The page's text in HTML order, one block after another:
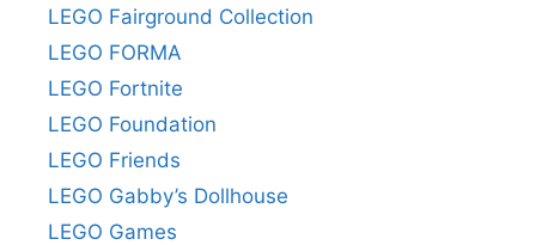
LEGO Fairground Collection
LEGO FORMA
LEGO Fortnite
LEGO Foundation
LEGO Friends
LEGO Gabby’s Dollhouse
LEGO Games